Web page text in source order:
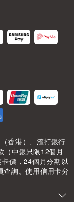
香港）、渣打銀行
中銀只限12個月
價，24個月分期以
查詢。使用信用卡分